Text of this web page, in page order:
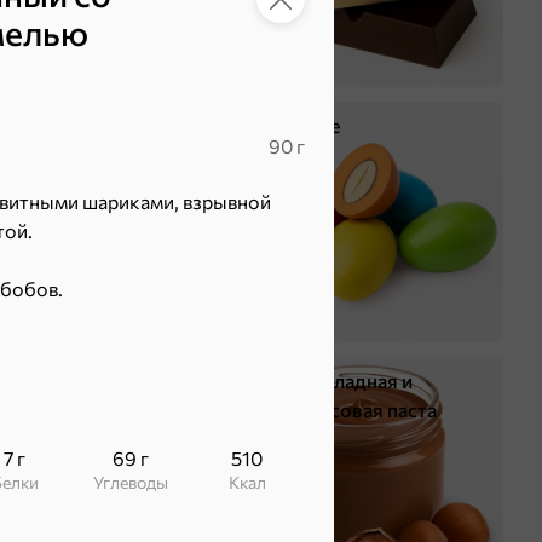
90 г
шариками, взрывной
7 г
Белки
69 г
Углеводы
510
ккал
Драже
Шоколадная и
арахисовая паста